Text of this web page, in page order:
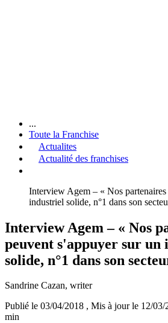
...
Toute la Franchise
Actualites
Actualité des franchises
Interview Agem – « Nos
industriel solide, n°1 dans son
Interview Agem – « Nos
peuvent s'appuyer sur un
solide, n°1 dans son
Sandrine Cazan, writer
Publié le 03/04/2018 , Mis à jour le 12/03/
min